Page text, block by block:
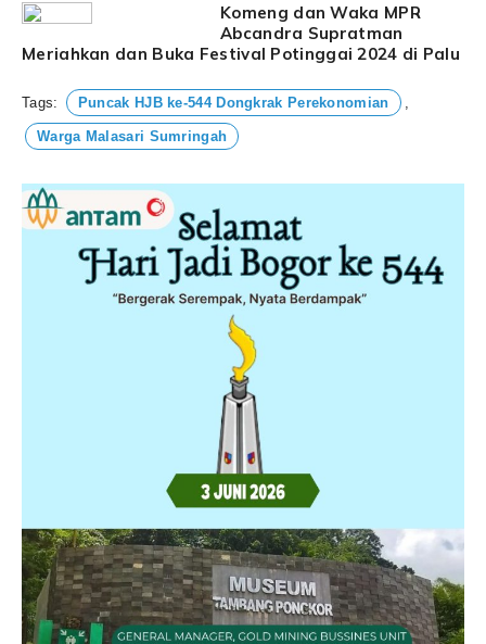
Komeng dan Waka MPR
Abcandra Supratman
Meriahkan dan Buka Festival Potinggai 2024 di Palu
Tags: Puncak HJB ke-544 Dongkrak Perekonomian
Warga Malasari Sumringah